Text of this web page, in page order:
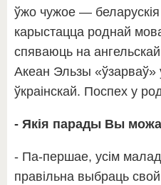
ўжо чужое —
карыстацца роднай
спяваюць на
Акеан Эльзы «ўзарваў»
ўкраінскай. Поспех у
- Якія парады Вы
- Па-першае, усім
правільна выбраць